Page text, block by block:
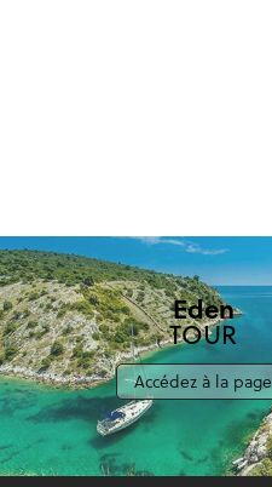
Eden
TOUR
Accédez à la page